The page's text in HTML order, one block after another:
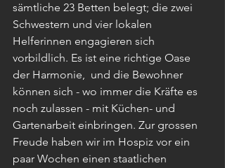
sämtliche 23 Betten belegt; die zwei
Schwestern und vier lokalen
Helferinnen engagieren sich
vorbildlich. Es ist eine richtige Oase
der Harmonie,  und die Bewohner
können sich - wo immer die Kräfte es
noch zulassen - mit Küchen- und
Gartenarbeit einbringen. Zur grossen
Freude haben wir im Hospiz vor ein
paar Wochen einen staatlichen